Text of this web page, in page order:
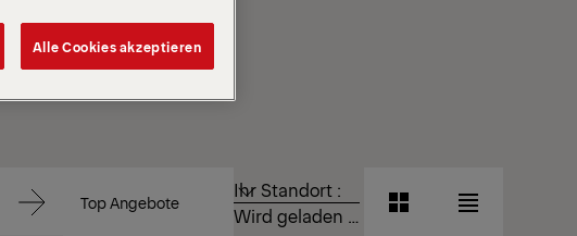
NACH
Ihr Standort :
Wird geladen …
RasteransichtListenansicht
Alle Cookies akzeptieren